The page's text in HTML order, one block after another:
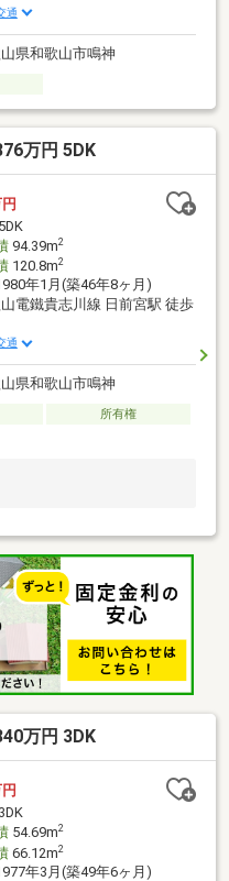
通
県和歌山市鳴神
万円 5DK
5DK
94.39m2
120.8m2
年1月(築46年8ヶ月)
電鐵貴志川線 日前宮駅 徒歩
通
県和歌山市鳴神
所有権
万円 3DK
3DK
54.69m2
66.12m2
年3月(築49年6ヶ月)